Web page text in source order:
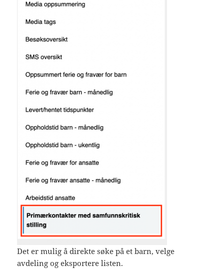
Det er mulig å direkte søke på et barn, velge
avdeling og eksportere listen.